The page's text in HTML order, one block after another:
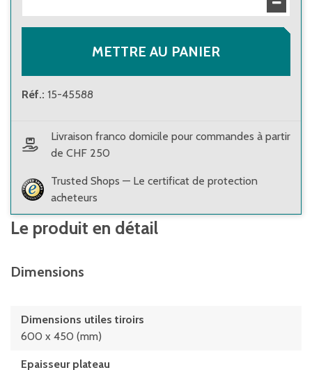
METTRE AU PANIER
Réf.: 15-45588
Livraison franco domicile pour commandes à partir
de CHF 250
Trusted Shops — Le certificat de protection
acheteurs
Le produit en détail
Dimensions
Dimensions utiles tiroirs
600 x 450 (mm)
Epaisseur plateau